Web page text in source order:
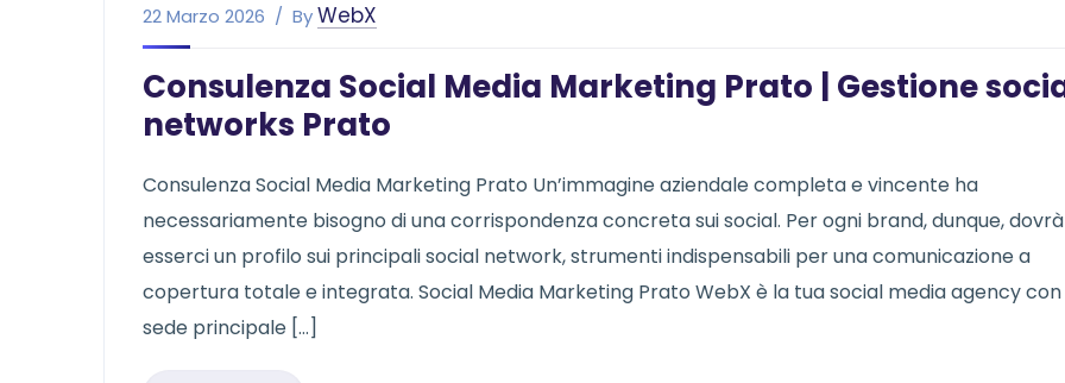
22 Marzo 2026 ByWebX
Consulenza Social Media Marketing Prato | Gestione
networks Prato
Consulenza Social Media Marketing Prato Un’immagine aziendale completa e vincente ha
necessariamente bisogno di una corrispondenza concreta sui social. Per ogni brand, dunque, dovrà
esserci un profilo sui principali social network, strumenti indispensabili per una comunicazione a
copertura totale e integrata. Social Media Marketing Prato WebX è la tua social media agency con
sede principale […]